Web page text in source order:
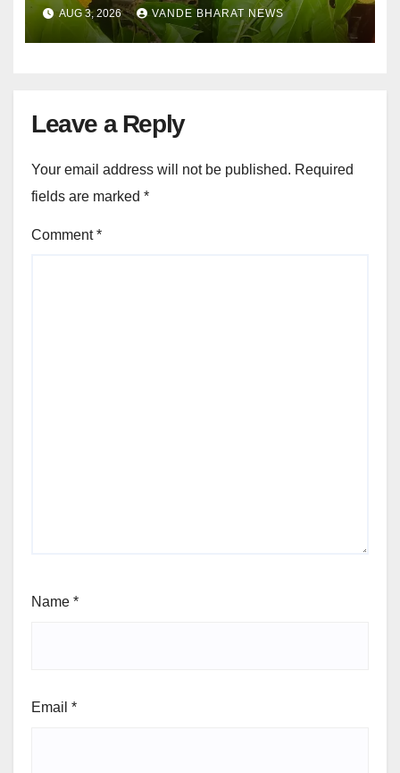
AUG 3, 2026 VANDE BHARAT NEWS
Leave a Reply
Your email address will not be published. Required
fields are marked *
Comment*
Name *
Email *